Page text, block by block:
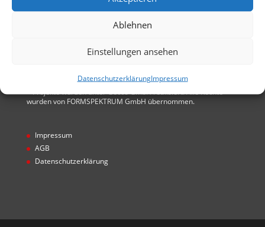
Ablehnen
Einstellungen ansehen
DatenschutzerklärungImpressum
* Projekte wurden unter Gecco GmbH realisiert. Alle Rechte
wurden von FORMSPEKTRUM GmbH übernommen.
Impressum
AGB
Datenschutzerklärung